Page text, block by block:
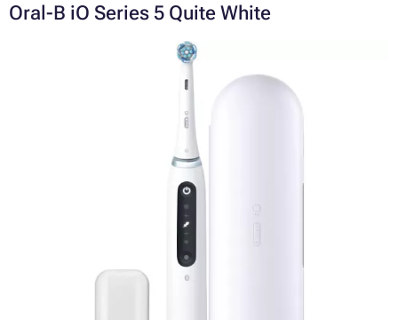
Oral-B iO Series 5 Quite White